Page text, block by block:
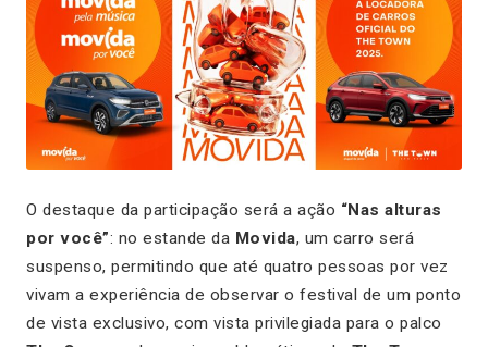
O destaque da participação será a ação “Nas alturas
por você”: no estande da Movida, um carro será
suspenso, permitindo que até quatro pessoas por vez
vivam a experiência de observar o festival de um ponto
de vista exclusivo, com vista privilegiada para o palco